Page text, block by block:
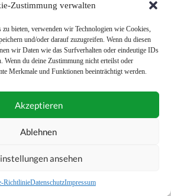
Zustimmung verwalten
bieten, verwenden wir Technologien wie Cookies,
und/oder darauf zuzugreifen. Wenn du diesen
wir Daten wie das Surfverhalten oder eindeutige IDs
Wenn du deine Zustimmung nicht erteilst oder
Merkmale und Funktionen beeinträchtigt werden.
Akzeptieren
Ablehnen
ansehen
RichtlinieDatenschutzImpressum
© 2026 Blick ins Land
durch
0043 (0)1 581 28 90 0
Impressum
Geschäftsbedingungen